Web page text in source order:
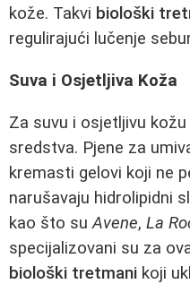
kože. Takvi biološki
regulirajući lučenje
Suva i Osjetljiva Koža
Za suvu i osjetljivu
sredstva. Pjene za
kremasti gelovi koji ne
narušavaju hidrolipidni
kao što suAvene, La
specijalizovani su za
biološki tretmani koji